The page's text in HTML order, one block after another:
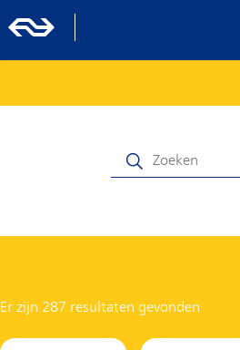
Er zijn 287 resultaten gevonden